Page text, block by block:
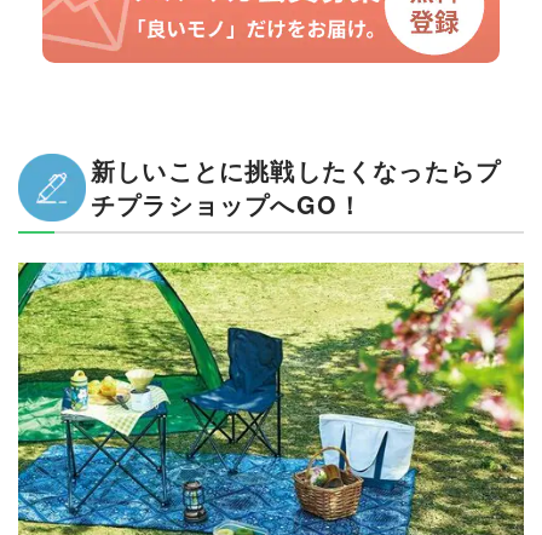
新しいことに挑戦したくなったらプ
チプラショップへGO！